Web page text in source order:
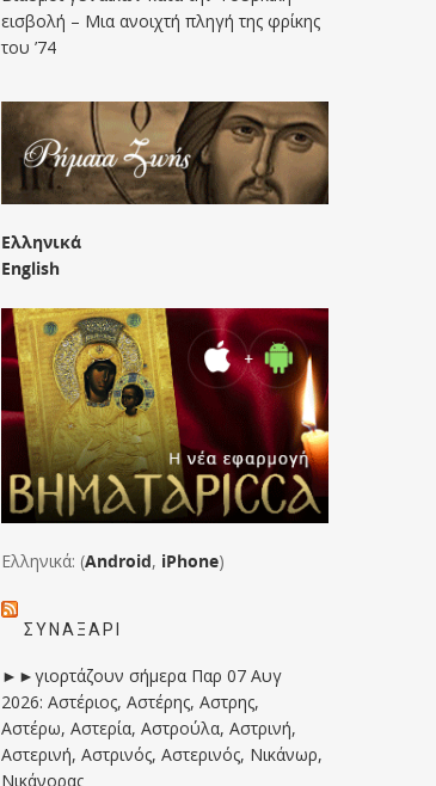
εισβολή – Μια ανοιχτή πληγή της φρίκης
του ’74
Ελληνικά
English
Ελληνικά: (Android, iPhone)
ΣΥΝΑΞΆΡΙ
►►γιορτάζουν σήμερα Παρ 07 Αυγ
2026: Αστέριος, Αστέρης, Αστρης,
Αστέρω, Αστερία, Αστρούλα, Αστρινή,
Αστερινή, Αστρινός, Αστερινός, Νικάνωρ,
Νικάνορας